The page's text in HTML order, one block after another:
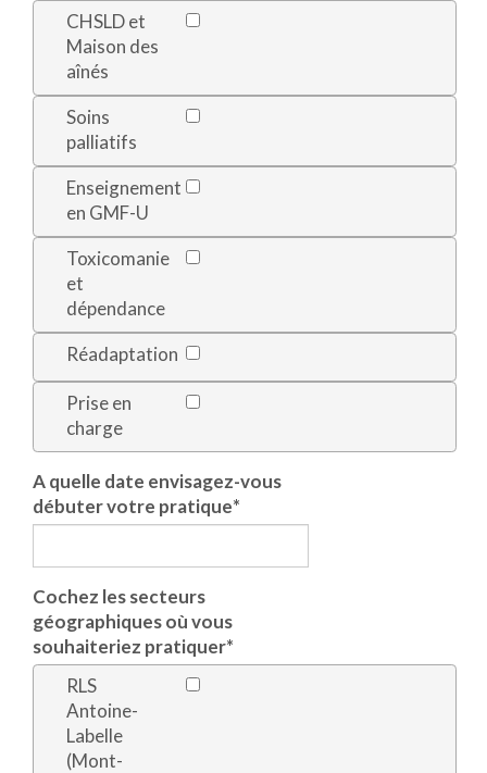
CHSLD et
Maison des
aînés
Soins
palliatifs
Enseignement
en GMF-U
Toxicomanie
et
dépendance
Réadaptation
Prise en
charge
A quelle date envisagez-vous
débuter votre pratique*
Cochez les secteurs
géographiques où vous
souhaiteriez pratiquer*
RLS
Antoine-
Labelle
(Mont-